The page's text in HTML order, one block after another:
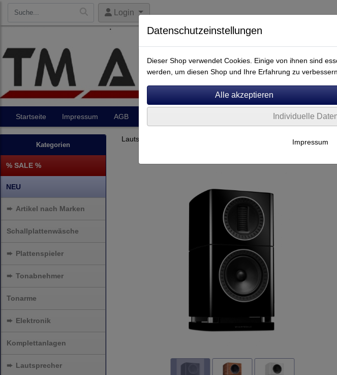
Login
Startseite Impressum AGB
Kategorien
% SALE %
NEU
➨ Artikel nach Marken
Schallplattenwäsche
➨ Plattenspieler
➨ Tonabnehmer
Tonarme
➨ Elektronik
Komplettanlagen
➨ Lautsprecher
Lautsprecher
Datenschutzeinstellungen
Dieser Shop verwendet Cookies. Einige von ihnen sind
werden, um diesen Shop und Ihre Erfahrung zu verbessern.
Individuelle
Impressum